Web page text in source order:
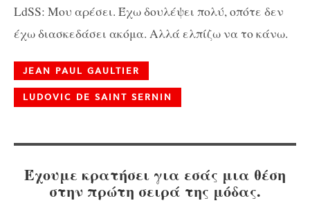
LdSS: Μου αρέσει. Έχω δουλέψει πολύ, οπότε δεν
έχω διασκεδάσει ακόμα. Αλλά ελπίζω να το κάνω.
JEAN PAUL GAULTIER
LUDOVIC DE SAINT SERNIN
Έχουμε κρατήσει για εσάς μια θέση
στην πρώτη σειρά της μόδας.